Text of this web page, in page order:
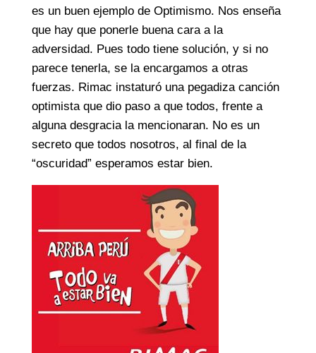
es un buen ejemplo de Optimismo. Nos enseña
que hay que ponerle buena cara a la
adversidad. Pues todo tiene solución, y si no
parece tenerla, se la encargamos a otras
fuerzas. Rimac instaturó una pegadiza canción
optimista que dio paso a que todos, frente a
alguna desgracia la mencionaran. No es un
secreto que todos nosotros, al final de la
“oscuridad” esperamos estar bien.